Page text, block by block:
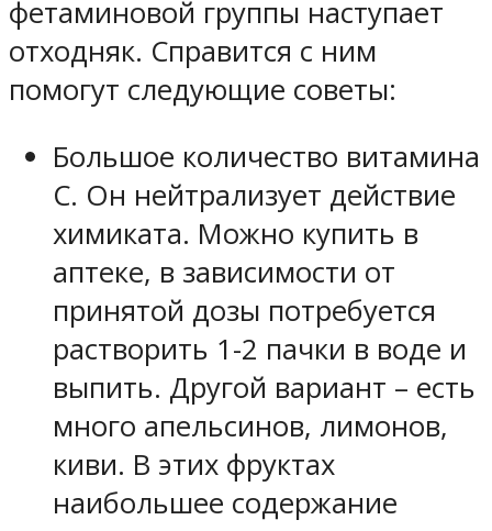
фетаминовой группы наступает
отходняк. Справится с ним
помогут следующие советы:
Большое количество витамина
С. Он нейтрализует действие
химиката. Можно купить в
аптеке, в зависимости от
принятой дозы потребуется
растворить 1-2 пачки в воде и
выпить. Другой вариант – есть
много апельсинов, лимонов,
киви. В этих фруктах
наибольшее содержание